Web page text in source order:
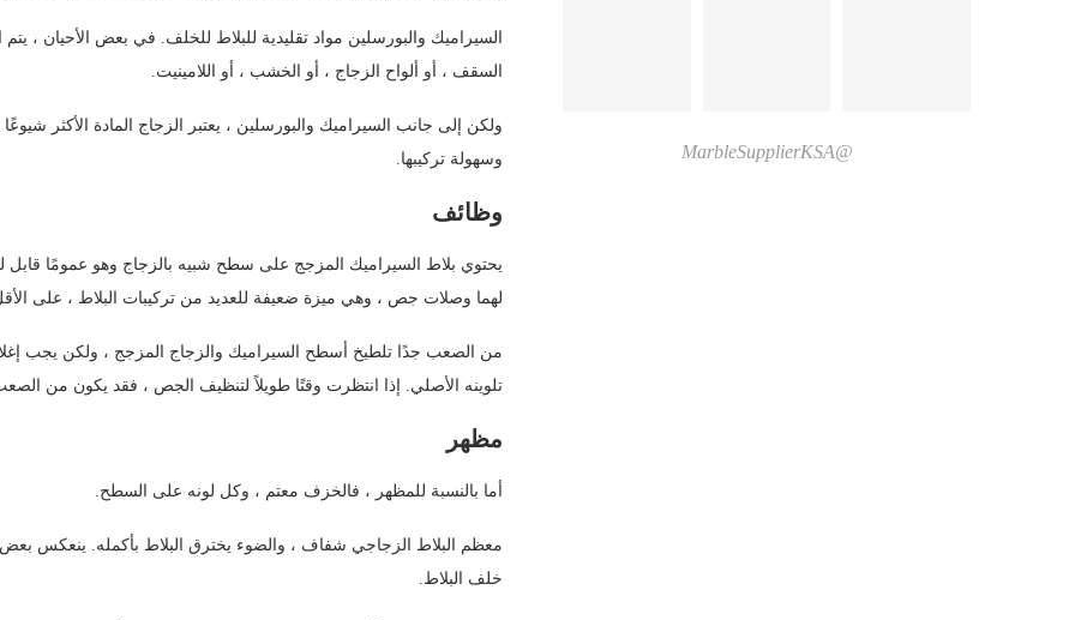
السيراميك والبورسلين مواد تقليدية للبلاط للخلف. في بعض الأحيان ، يتم
السقف ، أو ألواح الزجاج ، أو الخشب ، أو اللامينيت.
ولكن إلى جانب السيراميك والبورسلين ، يعتبر الزجاج المادة الأكثر
وسهولة تركيبها.
وظائف
يحتوي بلاط السيراميك المزجج على سطح شبيه بالزجاج وهو عمومًا قابل
لهما وصلات جص ، وهي ميزة ضعيفة للعديد من تركيبات البلاط ، على
من الصعب جدًا تلطيخ أسطح السيراميك والزجاج المزجج ، ولكن يجب
تلوينه الأصلي. إذا انتظرت وقتًا طويلاً لتنظيف الجص ، فقد يكون من الصعب
مظهر
أما بالنسبة للمظهر ، فالخزف معتم ، وكل لونه على السطح.
معظم البلاط الزجاجي شفاف ، والضوء يخترق البلاط بأكمله. ينعكس
خلف البلاط.
@MarbleSupplierKSA